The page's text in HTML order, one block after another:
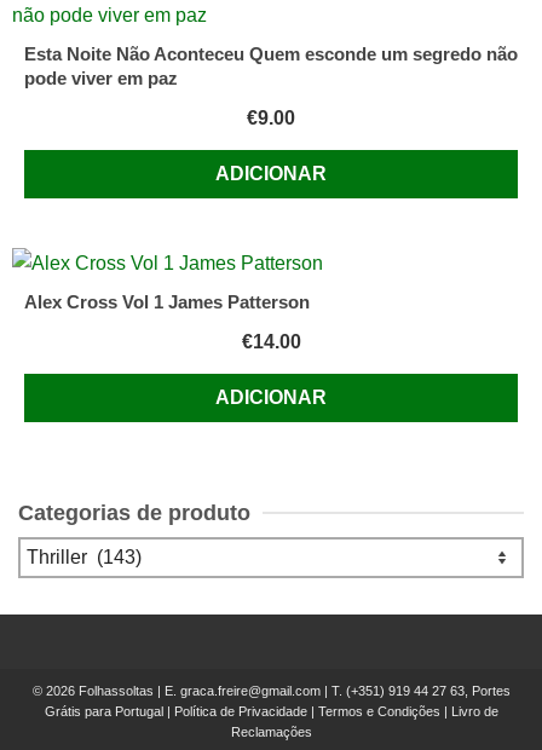
Esta Noite Não Aconteceu Quem esconde um segredo não
pode viver em paz
€9.00
ADICIONAR
Alex Cross Vol 1 James Patterson
€14.00
ADICIONAR
Categorias de produto
© 2026 Folhassoltas | E. graca.freire@gmail.com| T. (+351) 919 44 27 63, Portes
Grátis para Portugal | Política de Privacidade| Termos e Condições | Livro de
Reclamações